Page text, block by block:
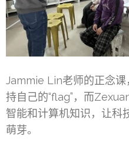
Jammie Lin老师的正念
持自己的“flag”，而
智能和计算机知识，让科
萌芽。